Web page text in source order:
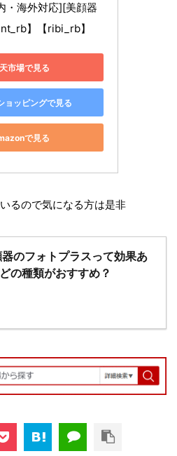
・海外対応][美顔器
】【ribi_rb】
市場で見る
ョッピングで見る
で見る
るので気になる方は是非
器のフォトプラスって効果あ
の種類がおすすめ？